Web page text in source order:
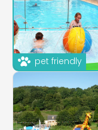
pet friendly